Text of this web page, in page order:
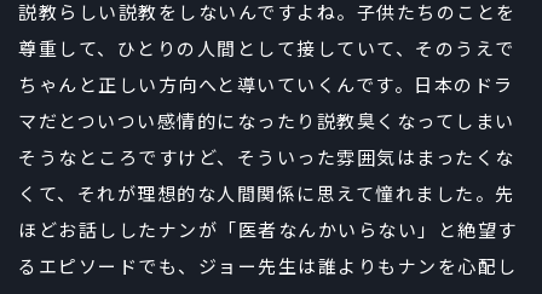
説教らしい説教をしないんですよね。子供たちのことを
尊重して、ひとりの人間として接していて、そのうえで
ちゃんと正しい方向へと導いていくんです。日本のドラ
マだとついつい感情的になったり説教臭くなってしまい
そうなところですけど、そういった雰囲気はまったくな
くて、それが理想的な人間関係に思えて憧れました。先
ほどお話ししたナンが「医者なんかいらない」と絶望す
るエピソードでも、ジョー先生は誰よりもナンを心配し